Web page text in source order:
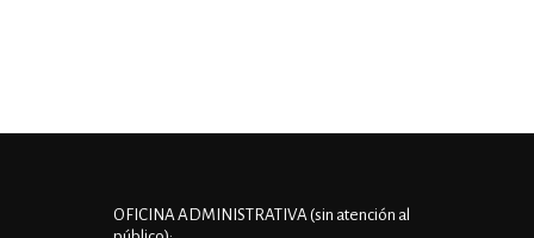
OFICINA ADMINISTRATIVA (sin atención al